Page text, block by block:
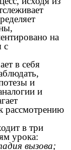
на
с
в себя
и
и
рассмотрению
в три
урока:
вызова;